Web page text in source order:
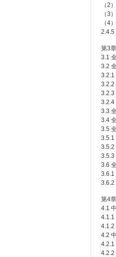
（2
（3
（4
2.4.5
第3
3.1
3.2
3.2.1
3.2.2
3.2.3
3.2.4
3.3
3.4
3.5
3.5.1
3.5.2
3.5.3
3.6
3.6.1
3.6.2
第4
4.1
4.1.1
4.1.2
4.2
4.2.1
4.2.2